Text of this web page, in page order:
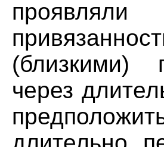
(близкими)
через